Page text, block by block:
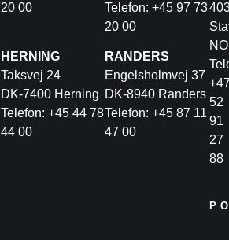
20 00
Telefon: +45 97 73
20 00
HERNING
Taksvej 24
DK-7400 Herning
Telefon: +45 44 78
44 00
RANDERS
Engelsholmvej 37
DK-8940 Randers
Telefon: +45 87 11
47 00
52
91
27
88